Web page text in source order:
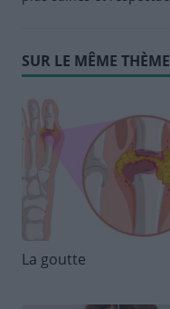
SUR LE MÊME THÈME
La goutte